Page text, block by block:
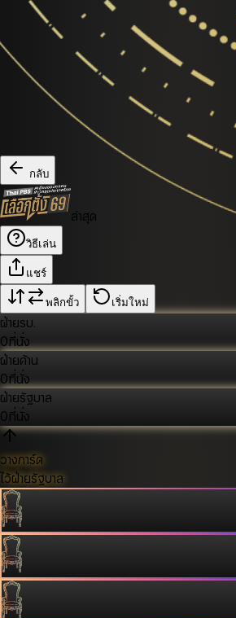
กลับ
ล่าสุด
วิธีเล่น
แชร์
พลิกขั้ว เริ่มใหม่
ฝ่ายรบ.
0ที่นั่ง
ฝ่ายค้าน
0ที่นั่ง
ฝ่ายรัฐบาล
0ที่นั่ง
วางการ์ด
ไว้ฝ่ายรัฐบาล